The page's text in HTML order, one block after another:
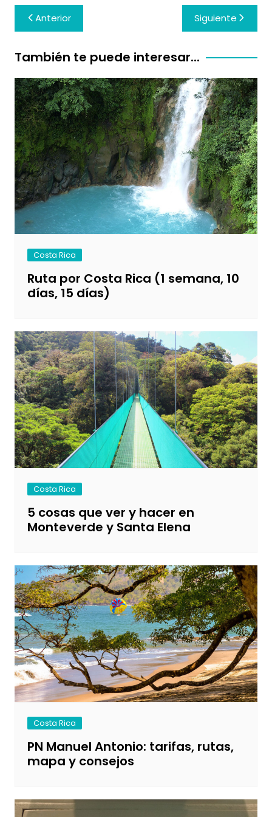
Navegación
de
entradas
Anterior Siguiente
También te puede interesar...
Costa Rica
Ruta por Costa Rica (1 semana, 10
días, 15 días)
Costa Rica
5 cosas que ver y hacer en
Monteverde y Santa Elena
Costa Rica
PN Manuel Antonio: tarifas, rutas,
mapa y consejos